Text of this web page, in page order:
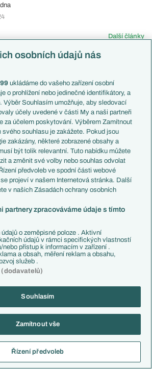
Další články
Články
Aktuality
Previews
Komentáře a souhrny
Názory a komentáře
Fejetony
Životopisy
Profily, historie
Rozhovory
Tipy a analýzy
Reprezentace
Anglie
Francie
Itálie
Argentina
Brazílie
Livescore
Tipovací soutěž
Fotbal TV
osobních údajů nás
ukládáme do vašeho zařízení osobní
o prohlížení nebo jedinečné identifikátory, a
Výběr Souhlasím umožňuje, aby sledovací
účely uvedené v části My a naši partneři
za účelem poskytování. Výběrem Zamítnout
svého souhlasu je zakážete. Pokud jsou
zakázány, některé zobrazené obsahy a
být tolik relevantní. Tuto nabídku můžete
a změnit své volby nebo souhlas odvolat
předvoleb ve spodní části webové
projeví v našem Internetová stránka. Další
v našich Zásadách ochrany osobních
partnery zpracováváme údaje s tímto
o zeměpisné poloze . Aktivní
údajů v rámci specifických vlastností
nebo přístup k informacím v zařízení .
a obsah, měření reklam a obsahu,
služeb .
Souhlasím
Zamítnout vše
Řízení předvoleb